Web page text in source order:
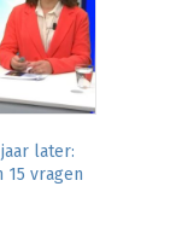
later:
15 vragen